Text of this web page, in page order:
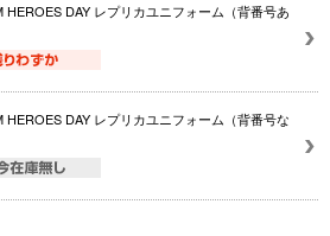
HEROES DAY レプリカユニフォーム（背番号あ
HEROES DAY レプリカユニフォーム（背番号な